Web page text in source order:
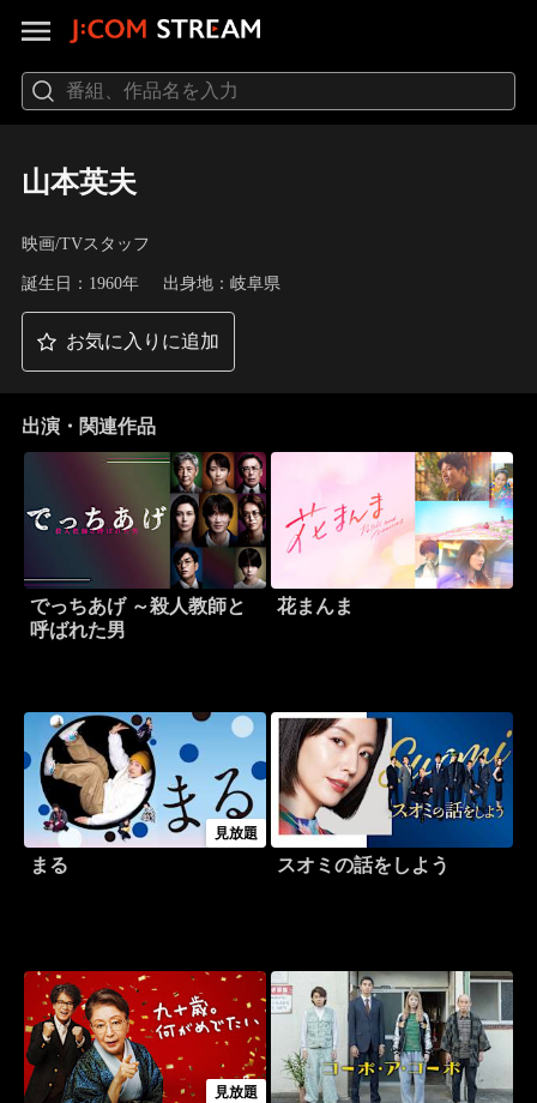
山本英夫
映画/TVスタッフ
誕生日：1960年 出身地：岐阜県
お気に入りに追加
出演・関連作品
でっちあげ ～殺人教師と
呼ばれた男
花まんま
見放題
まる スオミの話をしよう
見放題